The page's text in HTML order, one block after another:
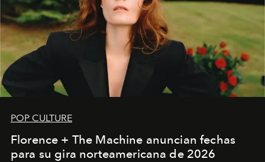
POP CULTURE
Florence + The Machine anuncian fechas
para su gira norteamericana de 2026